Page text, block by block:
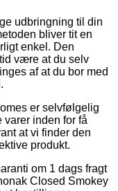
udbringning til din
bliver tit en
enkel. Den
være at du selv
af at du bor med
er selvfølgelig
varer inden for få
at vi finder den
produkt.
om 1 dags fragt
Closed Smokey